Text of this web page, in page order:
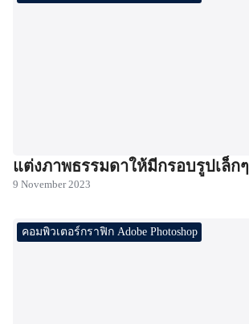
แต่งภาพธรรมดาให้มีกรอบรูปเล็กๆ
9 November 2023
คอมพิวเตอร์กราฟิก Adobe Photoshop